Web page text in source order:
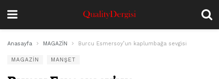
Anasayfa MAGAZİN Burcu Esmersoy’un kaplumbağa sevgisi
MAGAZİN MANŞET